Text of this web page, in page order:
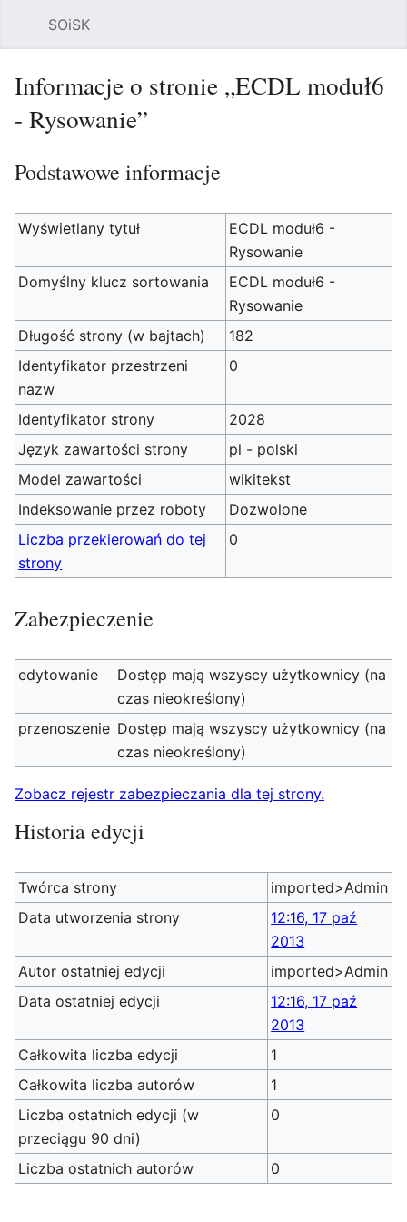
SOiSK
Informacje o stronie „ECDL moduł6
- Rysowanie”
Podstawowe informacje
Wyświetlany tytuł
ECDL moduł6 -
Rysowanie
Domyślny klucz sortowania
ECDL moduł6 -
Rysowanie
Długość strony (w bajtach)
182
Identyfikator przestrzeni
nazw
0
Identyfikator strony
2028
Język zawartości strony
pl - polski
Model zawartości
wikitekst
Indeksowanie przez roboty
Dozwolone
Liczba przekierowań do tej
strony
0
Zabezpieczenie
edytowanie
Dostęp mają wszyscy użytkownicy (na
czas nieokreślony)
przenoszenie Dostęp mają wszyscy użytkownicy (na
czas nieokreślony)
Zobacz rejestr zabezpieczania dla tej strony.
Historia edycji
Twórca strony
imported>Admin
Data utworzenia strony
12:16, 17 paź
2013
Autor ostatniej edycji
imported>Admin
Data ostatniej edycji
12:16, 17 paź
2013
Całkowita liczba edycji
1
Całkowita liczba autorów
1
Liczba ostatnich edycji (w
przeciągu 90 dni)
0
Liczba ostatnich autorów 0